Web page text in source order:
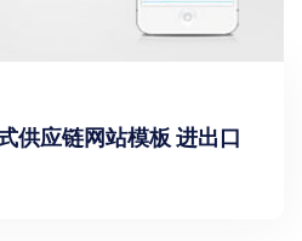
供应链网站模板 进出口